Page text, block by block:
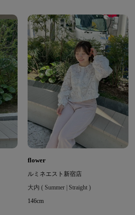
flower
ルミネエスト新宿店
大内 ( Summer | Straight )
146cm